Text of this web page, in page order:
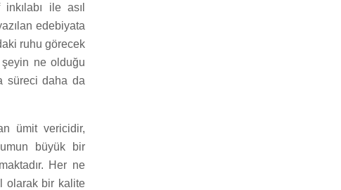
ile asıl
edebiyata
ruhu görecek
şeyin ne olduğu
süreci daha da
ümit vericidir,
büyük bir
Her ne
olarak bir kalite